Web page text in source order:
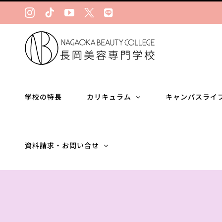
Instagram
TiktokYouTube
Ｘ LINE
学校の特長 カリキュラム キャンパスライ
資料請求・お問い合せ